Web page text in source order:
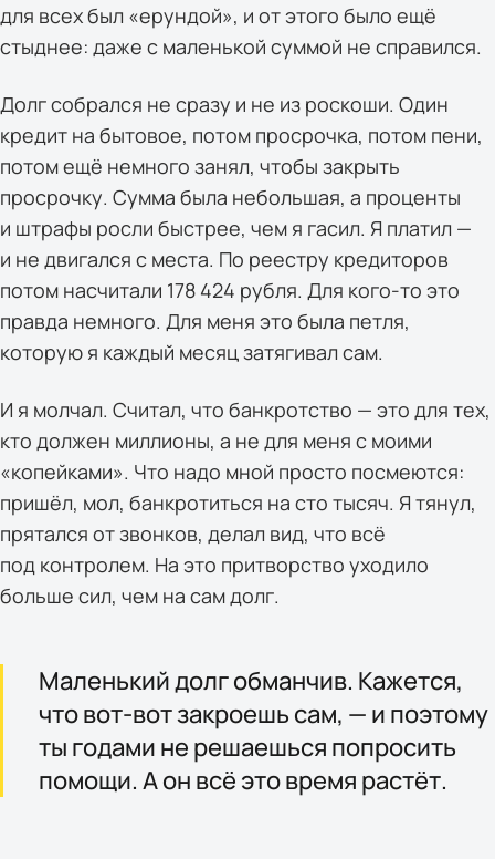
для всех был «ерундой», и от этого было ещё
стыднее: даже с маленькой суммой не справился.
Долг собрался не сразу и не из роскоши. Один
кредит на бытовое, потом просрочка, потом пени,
потом ещё немного занял, чтобы закрыть
просрочку. Сумма была небольшая, а проценты
и штрафы росли быстрее, чем я гасил. Я платил —
и не двигался с места. По реестру кредиторов
потом насчитали 178 424 рубля. Для кого-то это
правда немного. Для меня это была петля,
которую я каждый месяц затягивал сам.
И я молчал. Считал, что банкротство — это для тех,
кто должен миллионы, а не для меня с моими
«копейками». Что надо мной просто посмеются:
пришёл, мол, банкротиться на сто тысяч. Я тянул,
прятался от звонков, делал вид, что всё
под контролем. На это притворство уходило
больше сил, чем на сам долг.
Маленький долг обманчив. Кажется,
что вот-вот закроешь сам, — и поэтому
ты годами не решаешься попросить
помощи. А он всё это время растёт.